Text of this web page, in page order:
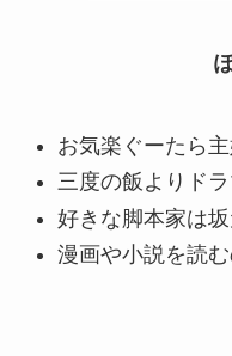
お気楽ぐーたら
三度の飯よりド
好きな脚本家は
漫画や小説を読